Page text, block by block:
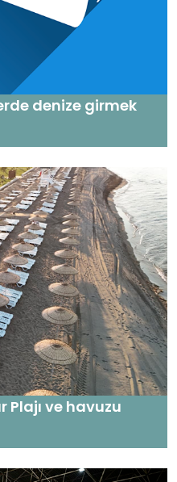
denize girmek
Plajı ve havuzu